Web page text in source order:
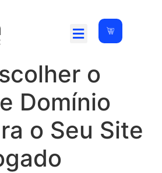
o
Domínio
o Seu Site